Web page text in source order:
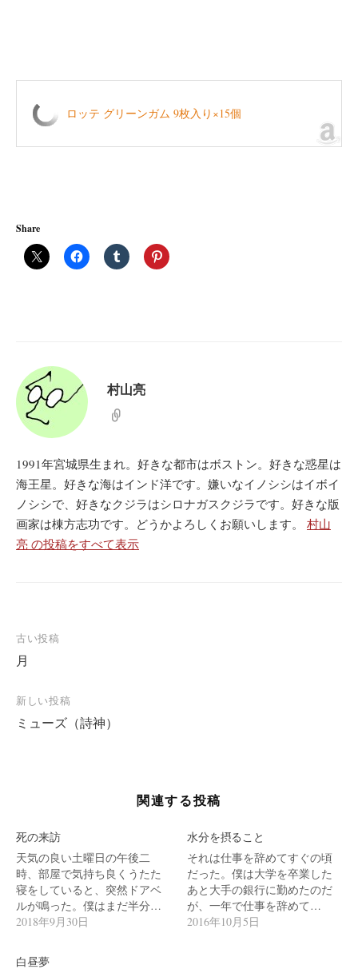
ロッテ グリーンガム 9枚入り×15個
Share
村山亮
1991年宮城県生まれ。好きな都市はボストン。好きな惑星は
海王星。好きな海はインド洋です。嫌いなイノシシはイボイ
ノシシで、好きなクジラはシロナガスクジラです。好きな版
画家は棟方志功です。どうかよろしくお願いします。 村山
亮 の投稿をすべて表示
投
稿
ナ
ビ
ン
古い投稿
月
新しい投稿
ミューズ（詩神）
関連する投稿
死の来訪
天気の良い土曜日の午後二
時、部屋で気持ち良くうたた
寝をしていると、突然ドアベ
ルが鳴った。僕はまだ半分…
2018年9月30日
水分を摂ること
それは仕事を辞めてすぐの頃
だった。僕は大学を卒業した
あと大手の銀行に勤めたのだ
が、一年で仕事を辞めて…
2016年10月5日
白昼夢